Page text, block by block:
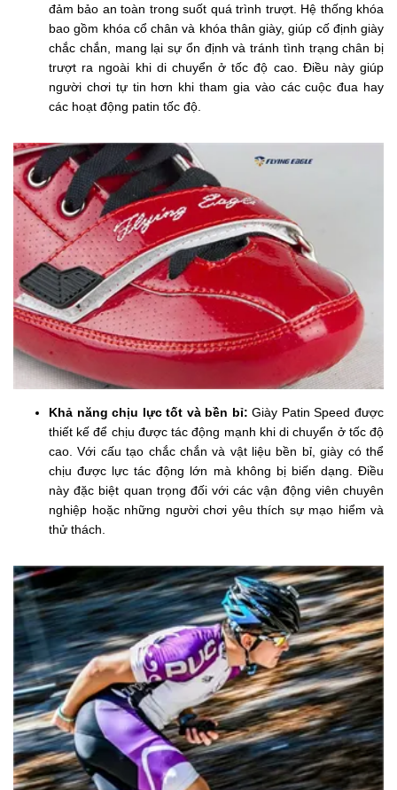
đảm bảo an toàn trong suốt quá trình trượt. Hệ thống khóa
bao gồm khóa cổ chân và khóa thân giày, giúp cố định giày
chắc chắn, mang lại sự ổn định và tránh tình trạng chân bị
trượt ra ngoài khi di chuyển ở tốc độ cao. Điều này giúp
người chơi tự tin hơn khi tham gia vào các cuộc đua hay
các hoạt động patin tốc độ.
Khả năng chịu lực tốt và bền bỉ:Giày Patin Speed được
thiết kế để chịu được tác động mạnh khi di chuyển ở tốc độ
cao. Với cấu tạo chắc chắn và vật liệu bền bỉ, giày có thể
chịu được lực tác động lớn mà không bị biến dạng. Điều
này đặc biệt quan trọng đối với các vận động viên chuyên
nghiệp hoặc những người chơi yêu thích sự mạo hiểm và
thử thách.